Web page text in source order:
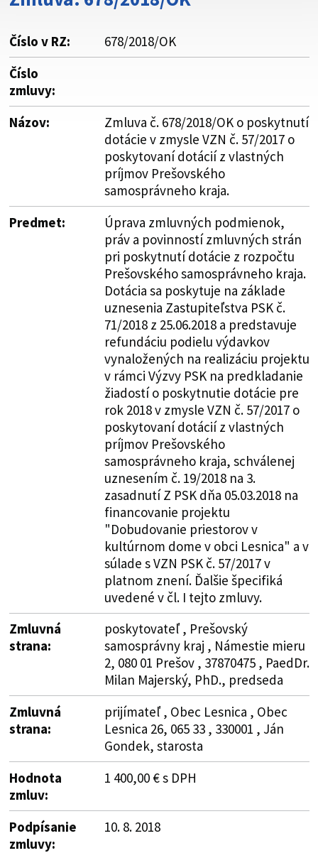
Číslo v RZ:
678/2018/OK
Číslo
zmluvy:
Názov:
Zmluva č. 678/2018/OK o poskytnutí
dotácie v zmysle VZN č. 57/2017 o
poskytovaní dotácií z vlastných
príjmov Prešovského
samosprávneho kraja.
Predmet:
Úprava zmluvných podmienok,
práv a povinností zmluvných strán
pri poskytnutí dotácie z rozpočtu
Prešovského samosprávneho kraja.
Dotácia sa poskytuje na základe
uznesenia Zastupiteľstva PSK č.
71/2018 z 25.06.2018 a predstavuje
refundáciu podielu výdavkov
vynaložených na realizáciu projektu
v rámci Výzvy PSK na predkladanie
žiadostí o poskytnutie dotácie pre
rok 2018 v zmysle VZN č. 57/2017 o
poskytovaní dotácií z vlastných
príjmov Prešovského
samosprávneho kraja, schválenej
uznesením č. 19/2018 na 3.
zasadnutí Z PSK dňa 05.03.2018 na
financovanie projektu
"Dobudovanie priestorov v
kultúrnom dome v obci Lesnica" a v
súlade s VZN PSK č. 57/2017 v
platnom znení. Ďalšie špecifiká
uvedené v čl. I tejto zmluvy.
Zmluvná
strana:
poskytovateľ , Prešovský
samosprávny kraj , Námestie mieru
2, 080 01 Prešov , 37870475 , PaedDr.
Milan Majerský, PhD., predseda
Zmluvná
strana:
prijímateľ , Obec Lesnica , Obec
Lesnica 26, 065 33 , 330001 , Ján
Gondek, starosta
Hodnota
zmluv:
1 400,00 € s DPH
Podpísanie
zmluvy:
10. 8. 2018